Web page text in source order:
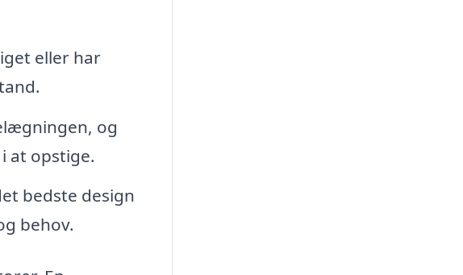
eller har
og
at opstige.
bedste design
behov.